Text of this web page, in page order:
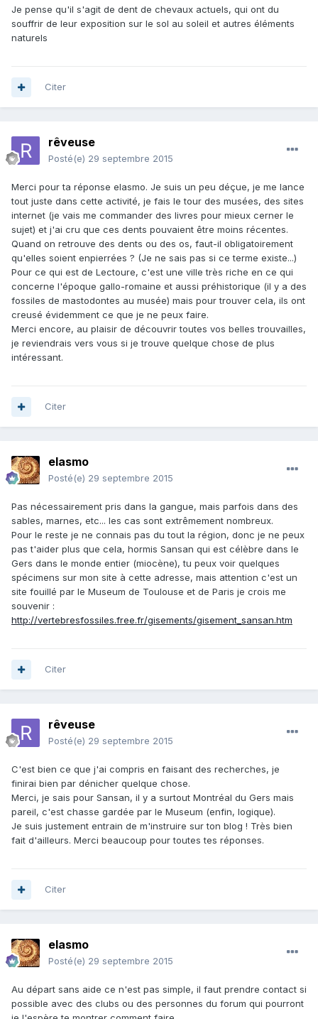
Je pense qu'il s'agit de dent de chevaux actuels, qui ont du
souffrir de leur exposition sur le sol au soleil et autres éléments
naturels
Citer
rêveuse
Posté(e) 29 septembre 2015
Merci pour ta réponse elasmo. Je suis un peu déçue, je me lance
tout juste dans cette activité, je fais le tour des musées, des sites
internet (je vais me commander des livres pour mieux cerner le
sujet) et j'ai cru que ces dents pouvaient être moins récentes.
Quand on retrouve des dents ou des os, faut-il obligatoirement
qu'elles soient enpierrées ? (Je ne sais pas si ce terme existe...)
Pour ce qui est de Lectoure, c'est une ville très riche en ce qui
concerne l'époque gallo-romaine et aussi préhistorique (il y a des
fossiles de mastodontes au musée) mais pour trouver cela, ils ont
creusé évidemment ce que je ne peux faire.
Merci encore, au plaisir de découvrir toutes vos belles trouvailles,
je reviendrais vers vous si je trouve quelque chose de plus
intéressant.
Citer
elasmo
Posté(e) 29 septembre 2015
Pas nécessairement pris dans la gangue, mais parfois dans des
sables, marnes, etc... les cas sont extrêmement nombreux.
Pour le reste je ne connais pas du tout la région, donc je ne peux
pas t'aider plus que cela, hormis Sansan qui est célèbre dans le
Gers dans le monde entier (miocène), tu peux voir quelques
spécimens sur mon site à cette adresse, mais attention c'est un
site fouillé par le Museum de Toulouse et de Paris je crois me
souvenir :
http://vertebresfossiles.free.fr/gisements/gisement_sansan.htm
Citer
rêveuse
Posté(e) 29 septembre 2015
C'est bien ce que j'ai compris en faisant des recherches, je
finirai bien par dénicher quelque chose.
Merci, je sais pour Sansan, il y a surtout Montréal du Gers mais
pareil, c'est chasse gardée par le Museum (enfin, logique).
Je suis justement entrain de m'instruire sur ton blog ! Très bien
fait d'ailleurs. Merci beaucoup pour toutes tes réponses.
Citer
elasmo
Posté(e) 29 septembre 2015
Au départ sans aide ce n'est pas simple, il faut prendre contact si
possible avec des clubs ou des personnes du forum qui pourront